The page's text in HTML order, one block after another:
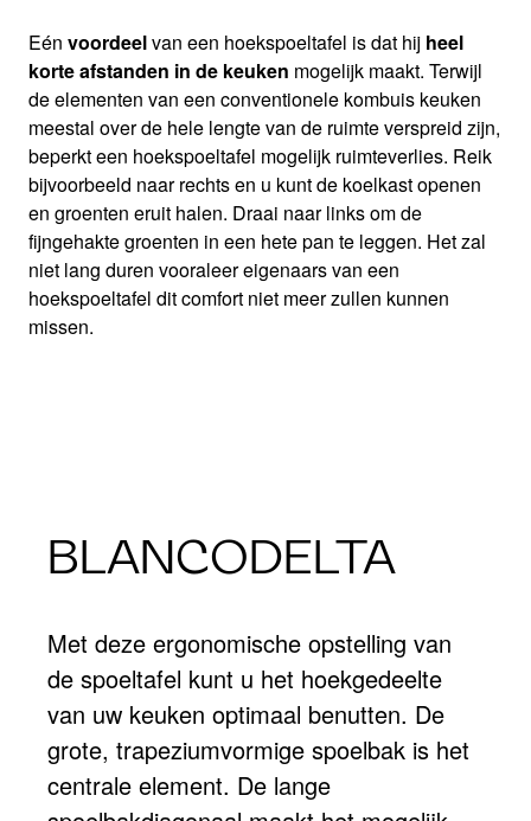
Eén voordeelvan een hoekspoeltafel is dat hij heel
korte afstanden in de keuken mogelijk maakt. Terwijl
de elementen van een conventionele kombuis keuken
meestal over de hele lengte van de ruimte verspreid zijn,
beperkt een hoekspoeltafel mogelijk ruimteverlies. Reik
bijvoorbeeld naar rechts en u kunt de koelkast openen
en groenten eruit halen. Draai naar links om de
fijngehakte groenten in een hete pan te leggen. Het zal
niet lang duren vooraleer eigenaars van een
hoekspoeltafel dit comfort niet meer zullen kunnen
missen.
BLANCODELTA
Met deze ergonomische opstelling van
de spoeltafel kunt u het hoekgedeelte
van uw keuken optimaal benutten. De
grote, trapeziumvormige spoelbak is het
centrale element. De lange